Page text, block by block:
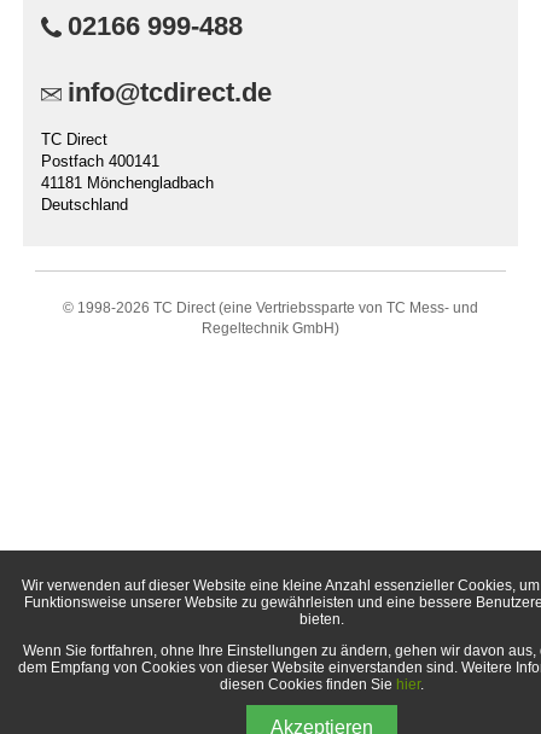
02166 999-488
info@tcdirect.de
TC Direct
Postfach 400141
41181 Mönchengladbach
Deutschland
© 1998-2026 TC Direct (eine Vertriebssparte von TC Mess- und
Regeltechnik GmbH)
Wir verwenden auf dieser Website eine kleine Anzahl essenzieller Cookies,
Funktionsweise unserer Website zu gewährleisten und eine bessere
bieten.
Wenn Sie fortfahren, ohne Ihre Einstellungen zu ändern, gehen wir davon aus,
dem Empfang von Cookies von dieser Website einverstanden sind. Weitere
diesen Cookies finden Sie hier.
Akzeptieren